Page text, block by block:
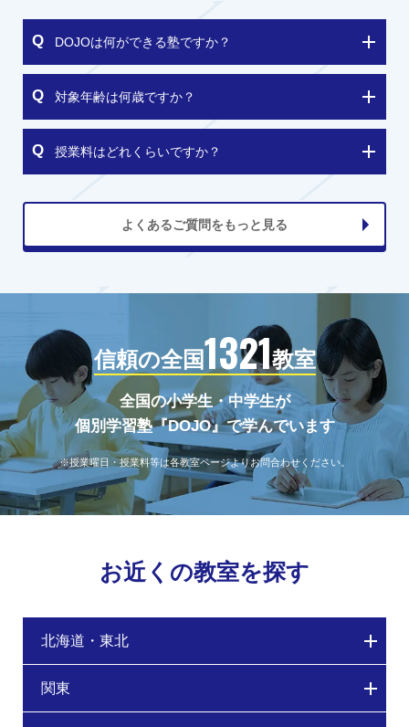
DOJOは何ができる塾ですか？
対象年齢は何歳ですか？
授業料はどれくらいですか？
よくあるご質問をもっと見る
信頼の全国1321教室
全国の小学生・中学生が
個別学習塾『DOJO』で学んでいます
※授業曜日・授業料等は各教室ページよりお問合わせください。
お近くの教室を探す
北海道・東北
関東